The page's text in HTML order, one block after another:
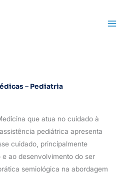
– Pediatria
que atua no cuidado à
pediátrica apresenta
cuidado, principalmente
ao desenvolvimento do ser
semiológica na abordagem